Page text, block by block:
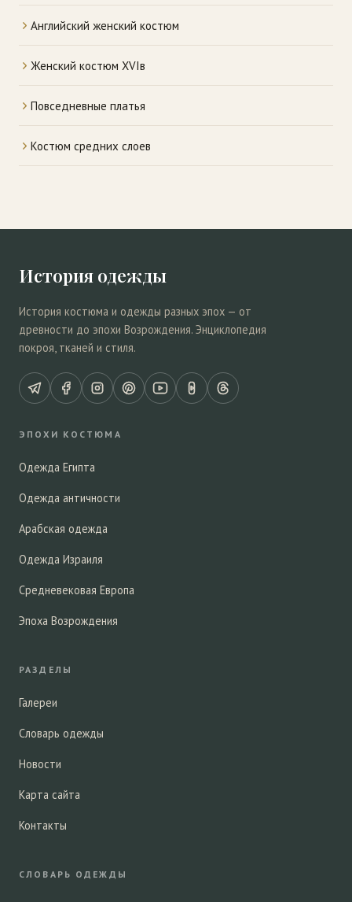
Английский женский костюм
Женский костюм XVIв
Повседневные платья
Костюм средних слоев
История одежды
История костюма и одежды разных эпох — от
древности до эпохи Возрождения. Энциклопедия
покроя, тканей и стиля.
ЭПОХИ КОСТЮМА
Одежда Египта
Одежда античности
Арабская одежда
Одежда Израиля
Средневековая Европа
Эпоха Возрождения
РАЗДЕЛЫ
Галереи
Словарь одежды
Новости
Карта сайта
Контакты
СЛОВАРЬ ОДЕЖДЫ